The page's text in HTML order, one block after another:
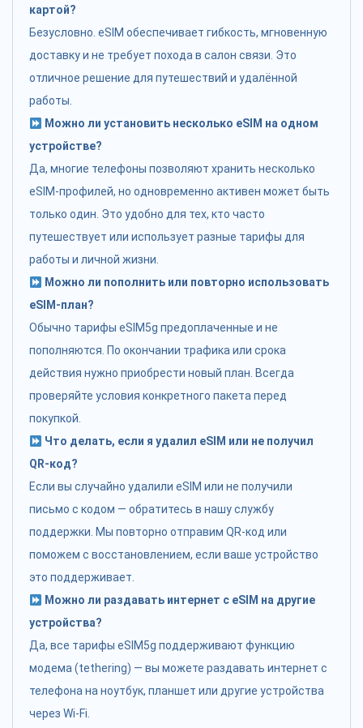
картой?
Безусловно. eSIM обеспечивает гибкость, мгновенную
доставку и не требует похода в салон связи. Это
отличное решение для путешествий и удалённой
работы.
Можно ли установить несколько eSIM на одном
устройстве?
Да, многие телефоны позволяют хранить несколько
eSIM-профилей, но одновременно активен может быть
только один. Это удобно для тех, кто часто
путешествует или использует разные тарифы для
работы и личной жизни.
Можно ли пополнить или повторно использовать
eSIM-план?
Обычно тарифы eSIM5g предоплаченные и не
пополняются. По окончании трафика или срока
действия нужно приобрести новый план. Всегда
проверяйте условия конкретного пакета перед
покупкой.
Что делать, если я удалил eSIM или не получил
QR-код?
Если вы случайно удалили eSIM или не получили
письмо с кодом — обратитесь в нашу службу
поддержки. Мы повторно отправим QR-код или
поможем с восстановлением, если ваше устройство
это поддерживает.
Можно ли раздавать интернет с eSIM на другие
устройства?
Да, все тарифы eSIM5g поддерживают функцию
модема (tethering) — вы можете раздавать интернет с
телефона на ноутбук, планшет или другие устройства
через Wi-Fi.